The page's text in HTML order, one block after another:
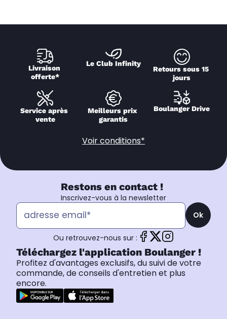
Livraison
offerte*
Le Club Infinity
Retours sous 15
jours
Service après
vente
Meilleurs prix
garantis
Boulanger Drive
Voir conditions*
Restons en contact !
Inscrivez-vous à la newsletter
Ok
Ou retrouvez-nous sur :
Téléchargez l'application Boulanger !
Profitez d'avantages exclusifs, du suivi de votre
commande, de conseils d'entretien et plus
encore.